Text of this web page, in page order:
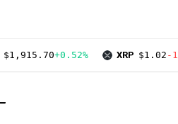
$1,915.70+0.52% XRP $1.02 -